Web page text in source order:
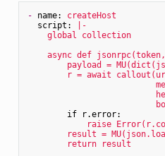
- name:
createHost
script:
|-
    global collection
async def jsonrpc(token,
payload
=
r = await
if r.error:
raise
result =
return
result